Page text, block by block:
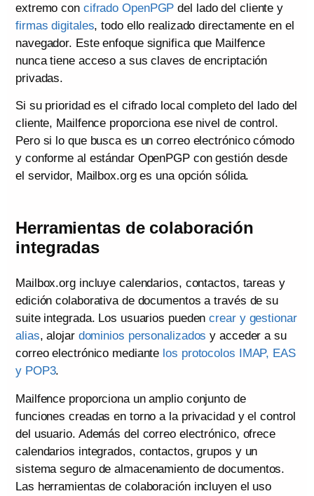
extremo con cifrado OpenPGP del lado del cliente y
firmas digitales, todo ello realizado directamente en el
navegador. Este enfoque significa que Mailfence
nunca tiene acceso a sus claves de encriptación
privadas.
Si su prioridad es el cifrado local completo del lado del
cliente, Mailfence proporciona ese nivel de control.
Pero si lo que busca es un correo electrónico cómodo
y conforme al estándar OpenPGP con gestión desde
el servidor, Mailbox.org es una opción sólida.
Herramientas de colaboración
integradas
Mailbox.org incluye calendarios, contactos, tareas y
edición colaborativa de documentos a través de su
suite integrada. Los usuarios puedencrear y gestionar
alias, alojar dominios personalizados y acceder a su
correo electrónico mediante los protocolos IMAP, EAS
y POP3.
Mailfence proporciona un amplio conjunto de
funciones creadas en torno a la privacidad y el control
del usuario. Además del correo electrónico, ofrece
calendarios integrados, contactos, grupos y un
sistema seguro de almacenamiento de documentos.
Las herramientas de colaboración incluyen el uso